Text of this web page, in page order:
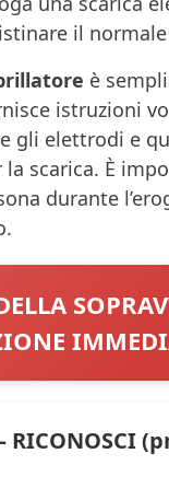
il
è
istruzioni
gli elettrodi e
scarica. È
durante
RICONOSCI